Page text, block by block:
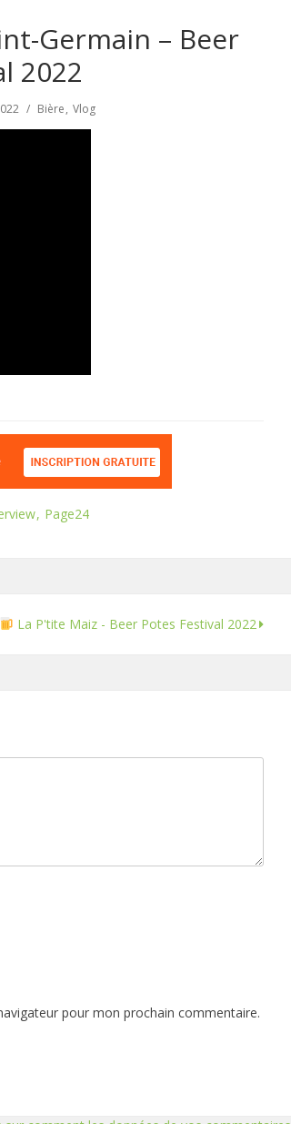
Germain – Beer
2022
Bière Vlog
Page24
La P'tite Maiz - Beer Potes Festival 2022
pour mon prochain commentaire.